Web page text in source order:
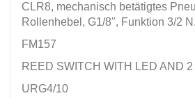
CLR8, mechanisch betätigtes
Rollenhebel, G1/8", Funktion 3/2
FM157
REED SWITCH WITH LED AND
URG4/10